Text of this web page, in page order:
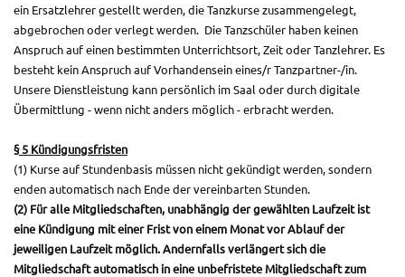
ein Ersatzlehrer gestellt werden, die Tanzkurse zusammengelegt,
abgebrochen oder verlegt werden. Die Tanzschüler haben keinen
Anspruch auf einen bestimmten Unterrichtsort, Zeit oder Tanzlehrer. Es
besteht kein Anspruch auf Vorhandensein eines/r Tanzpartner-/in.
Unsere Dienstleistung kann persönlich im Saal oder durch digitale
Übermittlung - wenn nicht anders möglich - erbracht werden.
§5 Kündigungsfristen
(1) Kurse auf Stundenbasis müssen nicht gekündigt werden, sondern
enden automatisch nach Ende der vereinbarten Stunden.
(2) Für alle Mitgliedschaften, unabhängig der gewählten Laufzeit ist
eine Kündigung mit einer Frist von einem Monat vor Ablauf der
jeweiligen Laufzeit möglich. Andernfalls verlängert sich die
Mitgliedschaft automatisch in eine unbefristete Mitgliedschaft zum